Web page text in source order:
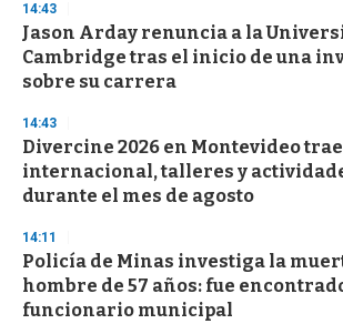
d
s
o
f
3
s
e
c
o
n
14:43
Jason Arday renuncia a la
Cambridge tras el inicio de una
sobre su carrera
14:43
Divercine 2026 en Montevideo
internacional, talleres y
durante el mes de agosto
14:11
Policía de Minas investiga la
hombre de 57 años: fue
funcionario municipal